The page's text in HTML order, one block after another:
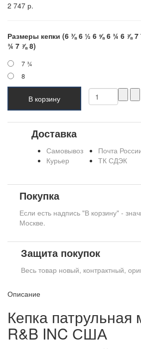
2 747 р.
Размеры кепки (6 ⅜ 6 ½ 6 ⅝ 6 ¾ 6 ⅞
¾ 7 ⅞ 8)
7 ¾
8
В корзину
Доставка
Самовывоз
Курьер
Почта
ТК СДЭК
Покупка
Если есть надпись "В корзину" -
Москве.
Защита покупок
Весь товар новый, контрактный,
Описание
Кепка патрульная
R&B INC США